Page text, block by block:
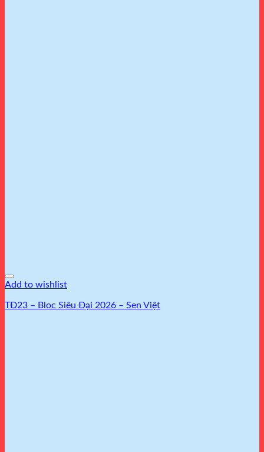
Add to wishlist
TĐ23 – Bloc Siêu Đại 2026 – Sen Việt